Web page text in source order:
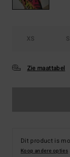
XS S
Zie maattabel
Dit product is
Koop andere opties